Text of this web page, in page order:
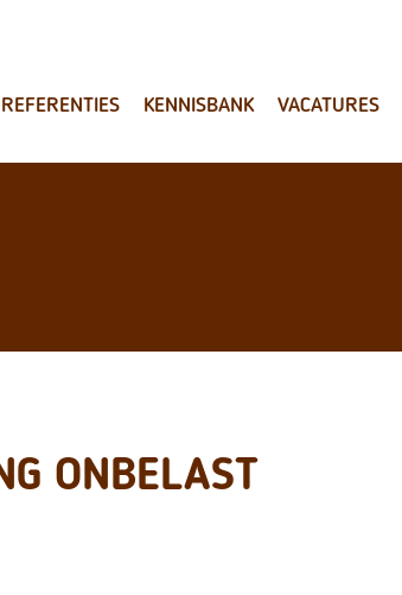
REFERENTIES KENNISBANK VACATURES
ONBELAST